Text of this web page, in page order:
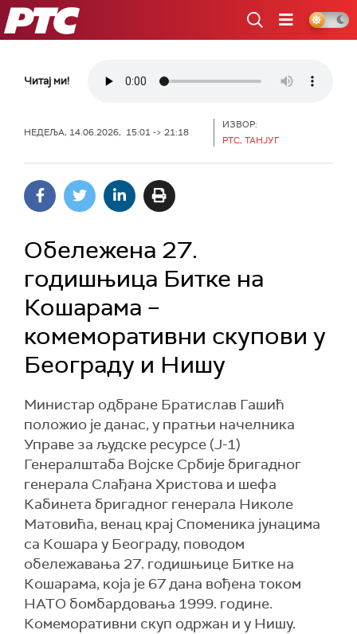
РТС
Читај ми!
НЕДЕЉА, 14.06.2026, 15:01 -> 21:18
ИЗВОР:
РТС, ТАНЈУГ
Обележена 27.
годишњица Битке на
Кошарама –
комеморативни скупови у
Београду и Нишу
Министар одбране Братислав Гашић
положио је данас, у пратњи начелника
Управе за људске ресурсе (Ј-1)
Генералштаба Војске Србије бригадног
генерала Слађана Христова и шефа
Кабинета бригадног генерала Николе
Матовића, венац крај Споменика јунацима
са Кошара у Београду, поводом
обележавања 27. годишњице Битке на
Кошарама, која је 67 дана вођена током
НАТО бомбардовања 1999. године.
Комеморативни скуп одржан и у Нишу.